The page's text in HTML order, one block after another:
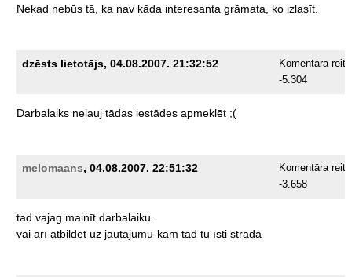
Nekad nebūs tā, ka nav kāda interesanta grāmata, ko izlasīt.
dzēsts lietotājs, 04.08.2007. 21:32:52
Komentāra
-5.304
Darbalaiks neļauj tādas iestādes apmeklēt ;(
melomaans, 04.08.2007. 22:51:32
Komentāra
-3.658
tad vajag mainīt darbalaiku.
vai arī atbildēt uz jautājumu-kam tad tu īsti strādā